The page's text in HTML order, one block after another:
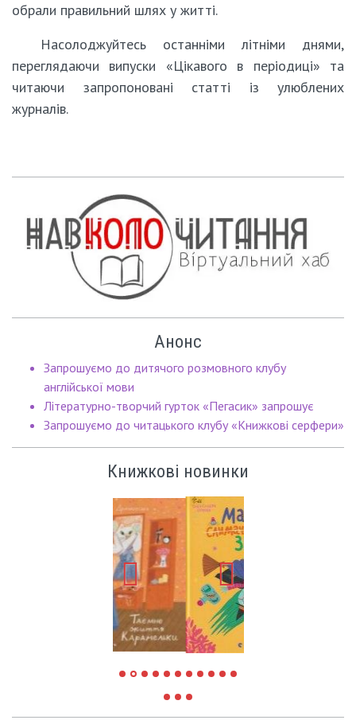
обрали правильний шлях у житті.
Насолоджуйтесь останніми літніми днями,
переглядаючи випуски «Цікавого в періодиці» та
читаючи запропоновані статті із улюблених
журналів.
Анонс
Запрошуємо до дитячого розмовного клубу
англійської мови
Літературно-творчий гурток «Пегасик» запрошує
Запрошуємо до читацького клубу «Книжкові серфери»
Книжкові новинки